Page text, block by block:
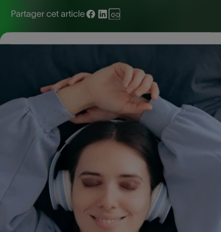
Partager cet article
souffrant d’acouphènes, il n’est pas toujours évident de
dormir, car elles entendent constamment des
bourdonnements dans les oreilles. Le manque de sommeil
s’accumule et le mal ne fait qu’empirer. Pour vous éviter de
tomber dans un cercle vicieux, nous vous donnons 4
qui vous aideront à trouver plus facilement le sommeil si
souffrez d’acouphènes.
Trouvez un bon équilibre
entre détente et